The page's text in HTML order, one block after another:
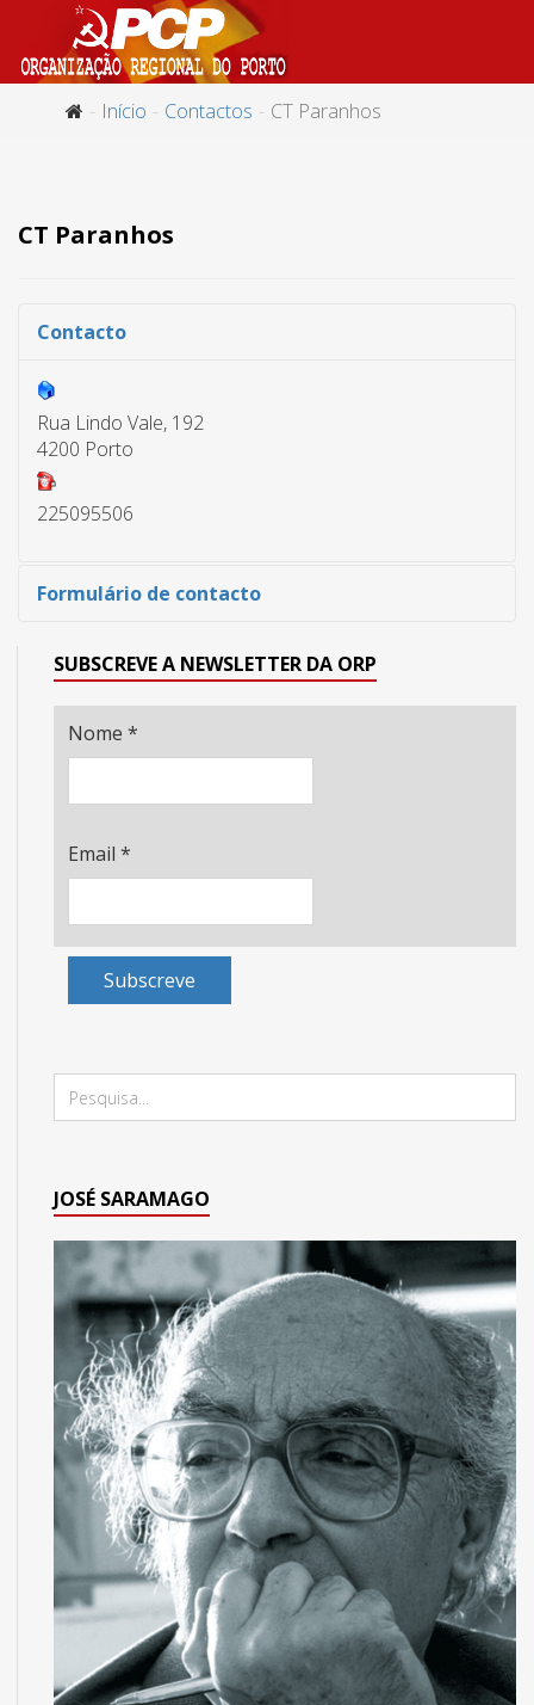
Início Contactos CT Paranhos
CT Paranhos
Contacto
Rua Lindo Vale, 192
4200 Porto
225095506
Formulário de contacto
SUBSCREVE A NEWSLETTER DA ORP
Nome *
Email *
Subscreve
JOSÉ SARAMAGO